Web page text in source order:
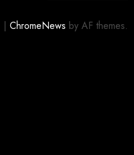
| ChromeNews by AF themes.